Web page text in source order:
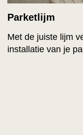
Parketlijm
Met de juiste lijm
installatie van je